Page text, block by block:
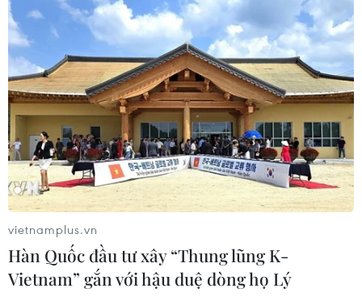
Chủ tịch nước gửi Thư khen các công dân
dũng cảm cứu người đuối nước
26/04/2022 11:12
Chủ tịch nước đánh giá cao hành động can đảm trên
của ông Hiền và em Dương; nêu rõ đây là những tấm
vietnamplus.vn
Hàn Quốc đầu tư xây “Thung lũng K-
Vietnam” gắn với hậu duệ dòng họ Lý